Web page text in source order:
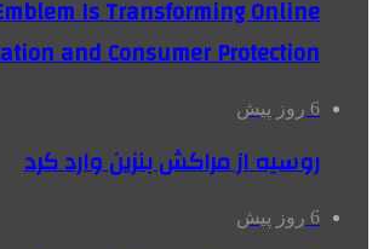
Is Transforming Online
and Consumer Protection
6 روز پیش
روسیه از مراکش بنزین وارد کرد
6 روز پیش